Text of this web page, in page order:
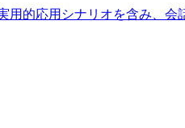
用的応用シナリオを含み、会